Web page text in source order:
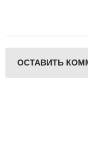
ОСТАВИТЬ